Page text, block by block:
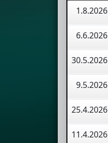
1.8.2026
6.6.2026
30.5.2026
9.5.2026
25.4.2026
11.4.2026